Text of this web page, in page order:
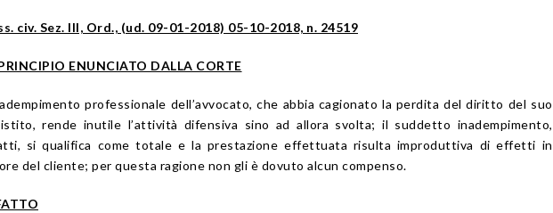
civ. Sez. III, Ord., (ud. 09-01-2018) 05-10-2018, n. 24519
ENUNCIATO DALLA CORTE
professionale dell’avvocato, che abbia cagionato la perdita del diritto del suo
rende inutile l’attività difensiva sino ad allora svolta; il suddetto inadempimento,
si qualifica come totale e la prestazione effettuata risulta improduttiva di effetti in
del cliente; per questa ragione non gli è dovuto alcun compenso.